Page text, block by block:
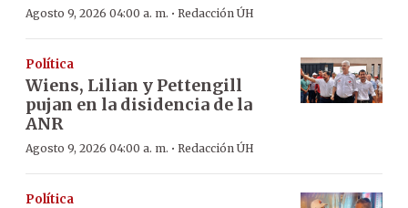
Agosto 9, 2026 04:00 a. m. · Redacción ÚH
Política
Wiens, Lilian y Pettengill
pujan en la disidencia de la
ANR
Agosto 9, 2026 04:00 a. m. · Redacción ÚH
Política